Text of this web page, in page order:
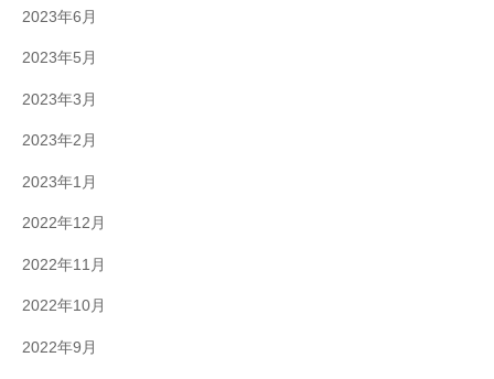
2023年6月
2023年5月
2023年3月
2023年2月
2023年1月
2022年12月
2022年11月
2022年10月
2022年9月